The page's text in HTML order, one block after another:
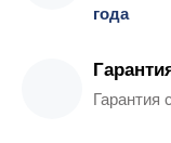
года
Гарантия